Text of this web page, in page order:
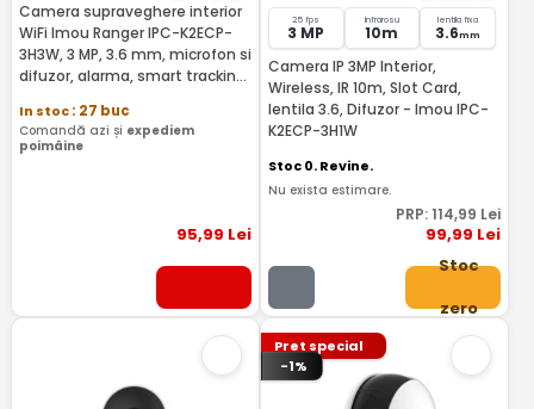
Camera supraveghere interior
WiFi Imou Ranger IPC-K2ECP-
3H3W, 3 MP, 3.6 mm, microfon si
difuzor, alarma, smart tracking,
In stoc: 27 buc
Comandă azi și expediem
poimâine
95,99 Lei
25 fps
3 MP
Infrarosu
10m
lentila fixa
3.6mm
Camera IP 3MP Interior,
Wireless, IR 10m, Slot Card,
lentila 3.6, Difuzor - Imou IPC-
K2ECP-3H1W
Stoc 0. Revine.
Nu exista estimare.
PRP: 114,99 Lei
99,99 Lei
Stoc
zero
Pret special
-1%